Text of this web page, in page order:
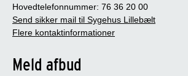
Hovedtelefonnummer: 76 36 20 00
Send sikker mail til Sygehus Lillebælt
Flere kontaktinformationer
Meld afbud